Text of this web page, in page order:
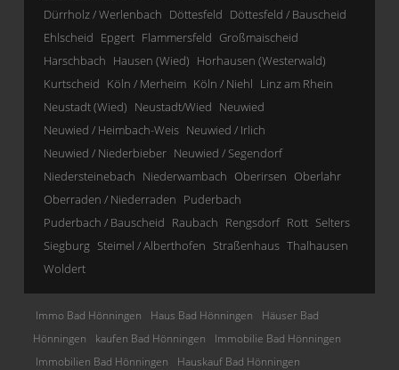
Dürrholz / Werlenbach Döttesfeld Döttesfeld / Bauscheid
Ehlscheid Epgert Flammersfeld Großmaischeid
Harschbach Hausen (Wied) Horhausen (Westerwald)
Kurtscheid Köln / Merheim Köln / Niehl Linz am Rhein
Neustadt (Wied) Neustadt/Wied Neuwied
Neuwied / Heimbach-Weis Neuwied / Irlich
Neuwied / Niederbieber Neuwied / Segendorf
Niedersteinebach Niederwambach Oberirsen Oberlahr
Oberraden / Niederraden Puderbach
Puderbach / Bauscheid Raubach Rengsdorf Rott Selters
Siegburg Steimel / Alberthofen Straßenhaus Thalhausen
Woldert
Immo Bad Hönningen Haus Bad Hönningen
Häuser Bad
Hönningen
kaufen Bad Hönningen
Immobilie Bad Hönningen
Immobilien Bad Hönningen
Hauskauf Bad Hönningen